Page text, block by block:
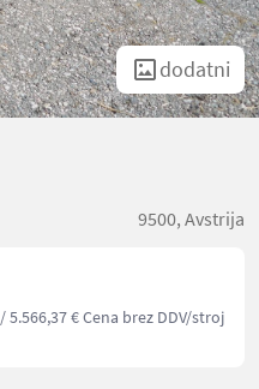
dodatni
9500, Avstrija
/ 5.566,37 € Cena brez DDV/stroj